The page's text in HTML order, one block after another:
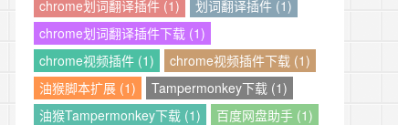
chrome划词翻译插件 (1)
划词翻译插件 (1)
chrome划词翻译插件下载 (1)
chrome视频插件 (1)
chrome视频插件下载 (1)
油猴脚本扩展 (1)
Tampermonkey下载 (1)
油猴Tampermonkey下载 (1)
百度网盘助手 (1)